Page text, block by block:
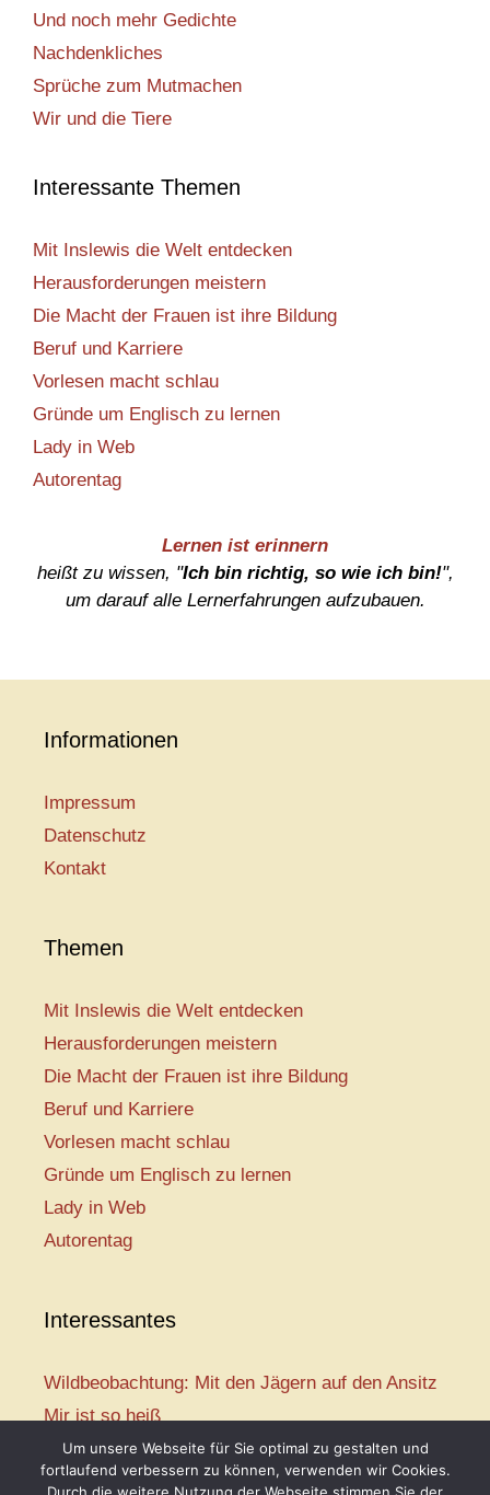
Und noch mehr Gedichte
Nachdenkliches
Sprüche zum Mutmachen
Wir und die Tiere
Interessante Themen
Mit Inslewis die Welt entdecken
Herausforderungen meistern
Die Macht der Frauen ist ihre Bildung
Beruf und Karriere
Vorlesen macht schlau
Gründe um Englisch zu lernen
Lady in Web
Autorentag
Lernen ist erinnern
heißt zu wissen, "Ich bin richtig, so wie ich bin!",
um darauf alle Lernerfahrungen aufzubauen.
Informationen
Impressum
Datenschutz
Kontakt
Themen
Mit Inslewis die Welt entdecken
Herausforderungen meistern
Die Macht der Frauen ist ihre Bildung
Beruf und Karriere
Vorlesen macht schlau
Gründe um Englisch zu lernen
Lady in Web
Autorentag
Interessantes
Wildbeobachtung: Mit den Jägern auf den Ansitz
Mir ist so heiß
Mission: Rettungsschwimmer
Vogelwelt-Entdeckertour
Um unsere Webseite für Sie optimal zu gestalten und
fortlaufend verbessern zu können, verwenden wir Cookies.